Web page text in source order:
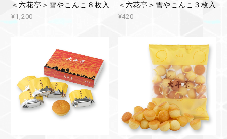
＜六花亭＞雪やこんこ８枚入
¥1,200
＜六花亭＞雪やこんこ３枚入
¥420